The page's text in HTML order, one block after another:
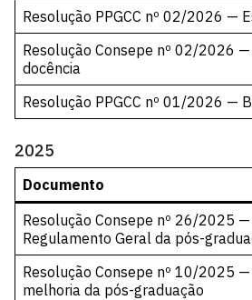
Resolução PPGCC nº 02/2026 —
Resolução Consepe nº 02/2026
docência
Resolução PPGCC nº 01/2026 —
2025
Documento
Resolução Consepe nº 26/2025
Regulamento Geral da pós-
Resolução Consepe nº 10/2025
melhoria da pós-graduação